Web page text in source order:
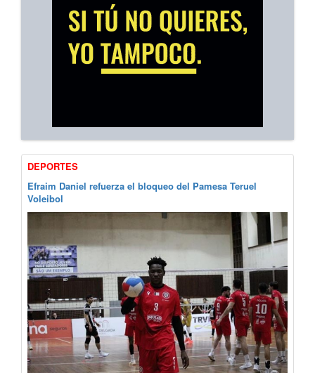
DEPORTES
Efraim Daniel refuerza el bloqueo del Pamesa Teruel
Voleibol